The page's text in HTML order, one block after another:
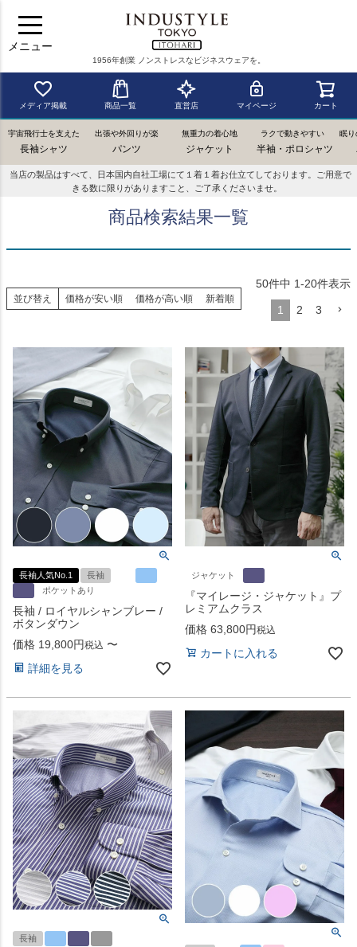
メニュー
1956年創業 ノンストレスなビジネスウェアを。
メディア掲載 商品一覧 直営店 マイページ カート
宇宙飛行士を支えた
長袖シャツ
出張や外回りが楽
パンツ
無重力の着心地
ジャケット
ラクで動きやすい
半袖・ポロシャツ
眠り
当店の製品はすべて、日本国内自社工場にて１着１着お仕立てしております。ご用意で
きる数に限りがありますこと、ご了承くださいませ。
商品検索結果一覧
並び替え 価格が安い順 価格が高い順 新着順
50件中 1-20件表示
1 2 3
長袖人気No.1
長袖
ポケットあり
長袖 / ロイヤルシャンブレー /
ボタンダウン
価格 19,800 税込 〜
詳細を見る
ジャケット
『マイレージ・ジャケット』プ
レミアムクラス
価格 63,800 税込
カートに入れる
長袖